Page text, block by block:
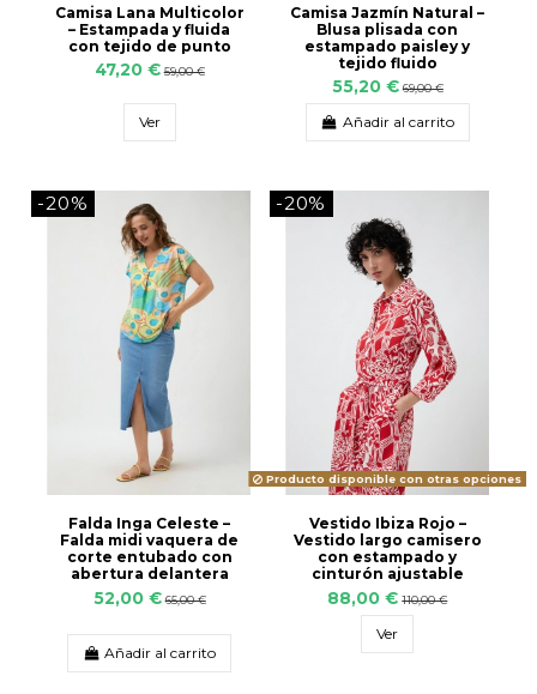
Camisa Lana Multicolor
– Estampada y fluida
con tejido de punto
47,20 € 59,00 €
Ver
Camisa Jazmín Natural –
Blusa plisada con
estampado paisley y
tejido fluido
55,20 € 69,00 €
Añadir al carrito
-20%
Falda Inga Celeste –
Falda midi vaquera de
corte entubado con
abertura delantera
52,00 € 65,00 €
Añadir al carrito
-20%
Producto disponible con otras opciones
Vestido Ibiza Rojo –
Vestido largo camisero
con estampado y
cinturón ajustable
88,00 € 110,00 €
Ver